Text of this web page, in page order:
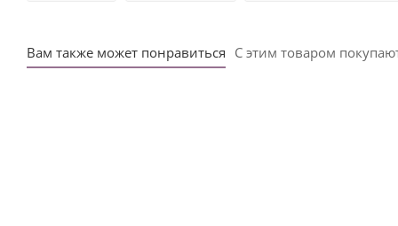
Вам также может понравиться С этим товаром